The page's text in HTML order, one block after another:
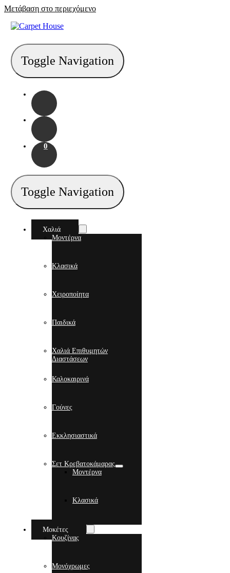
Μετάβαση στο περιεχόμενο
Toggle Navigation
0
Toggle Navigation
Χαλιά
Μοντέρνα
Κλασικά
Χειροποίητα
Παιδικά
Χαλιά Επιθυμητών
Διαστάσεων
Καλοκαιρινά
Γούνες
Εκκλησιαστικά
Σετ Κρεβατοκάμαρας
Μοντέρνα
Κλασικά
Μοκέτες
Κουζίνας
Μονόχρωμες